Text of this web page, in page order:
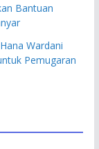
Bantuan
Wardani
Pemugaran